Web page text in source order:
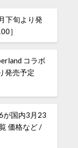
下旬より発
］
コラボ
発売予定
が国内3月23
価格など /